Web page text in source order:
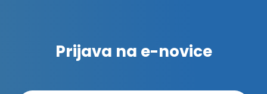
Prijava na e-novice